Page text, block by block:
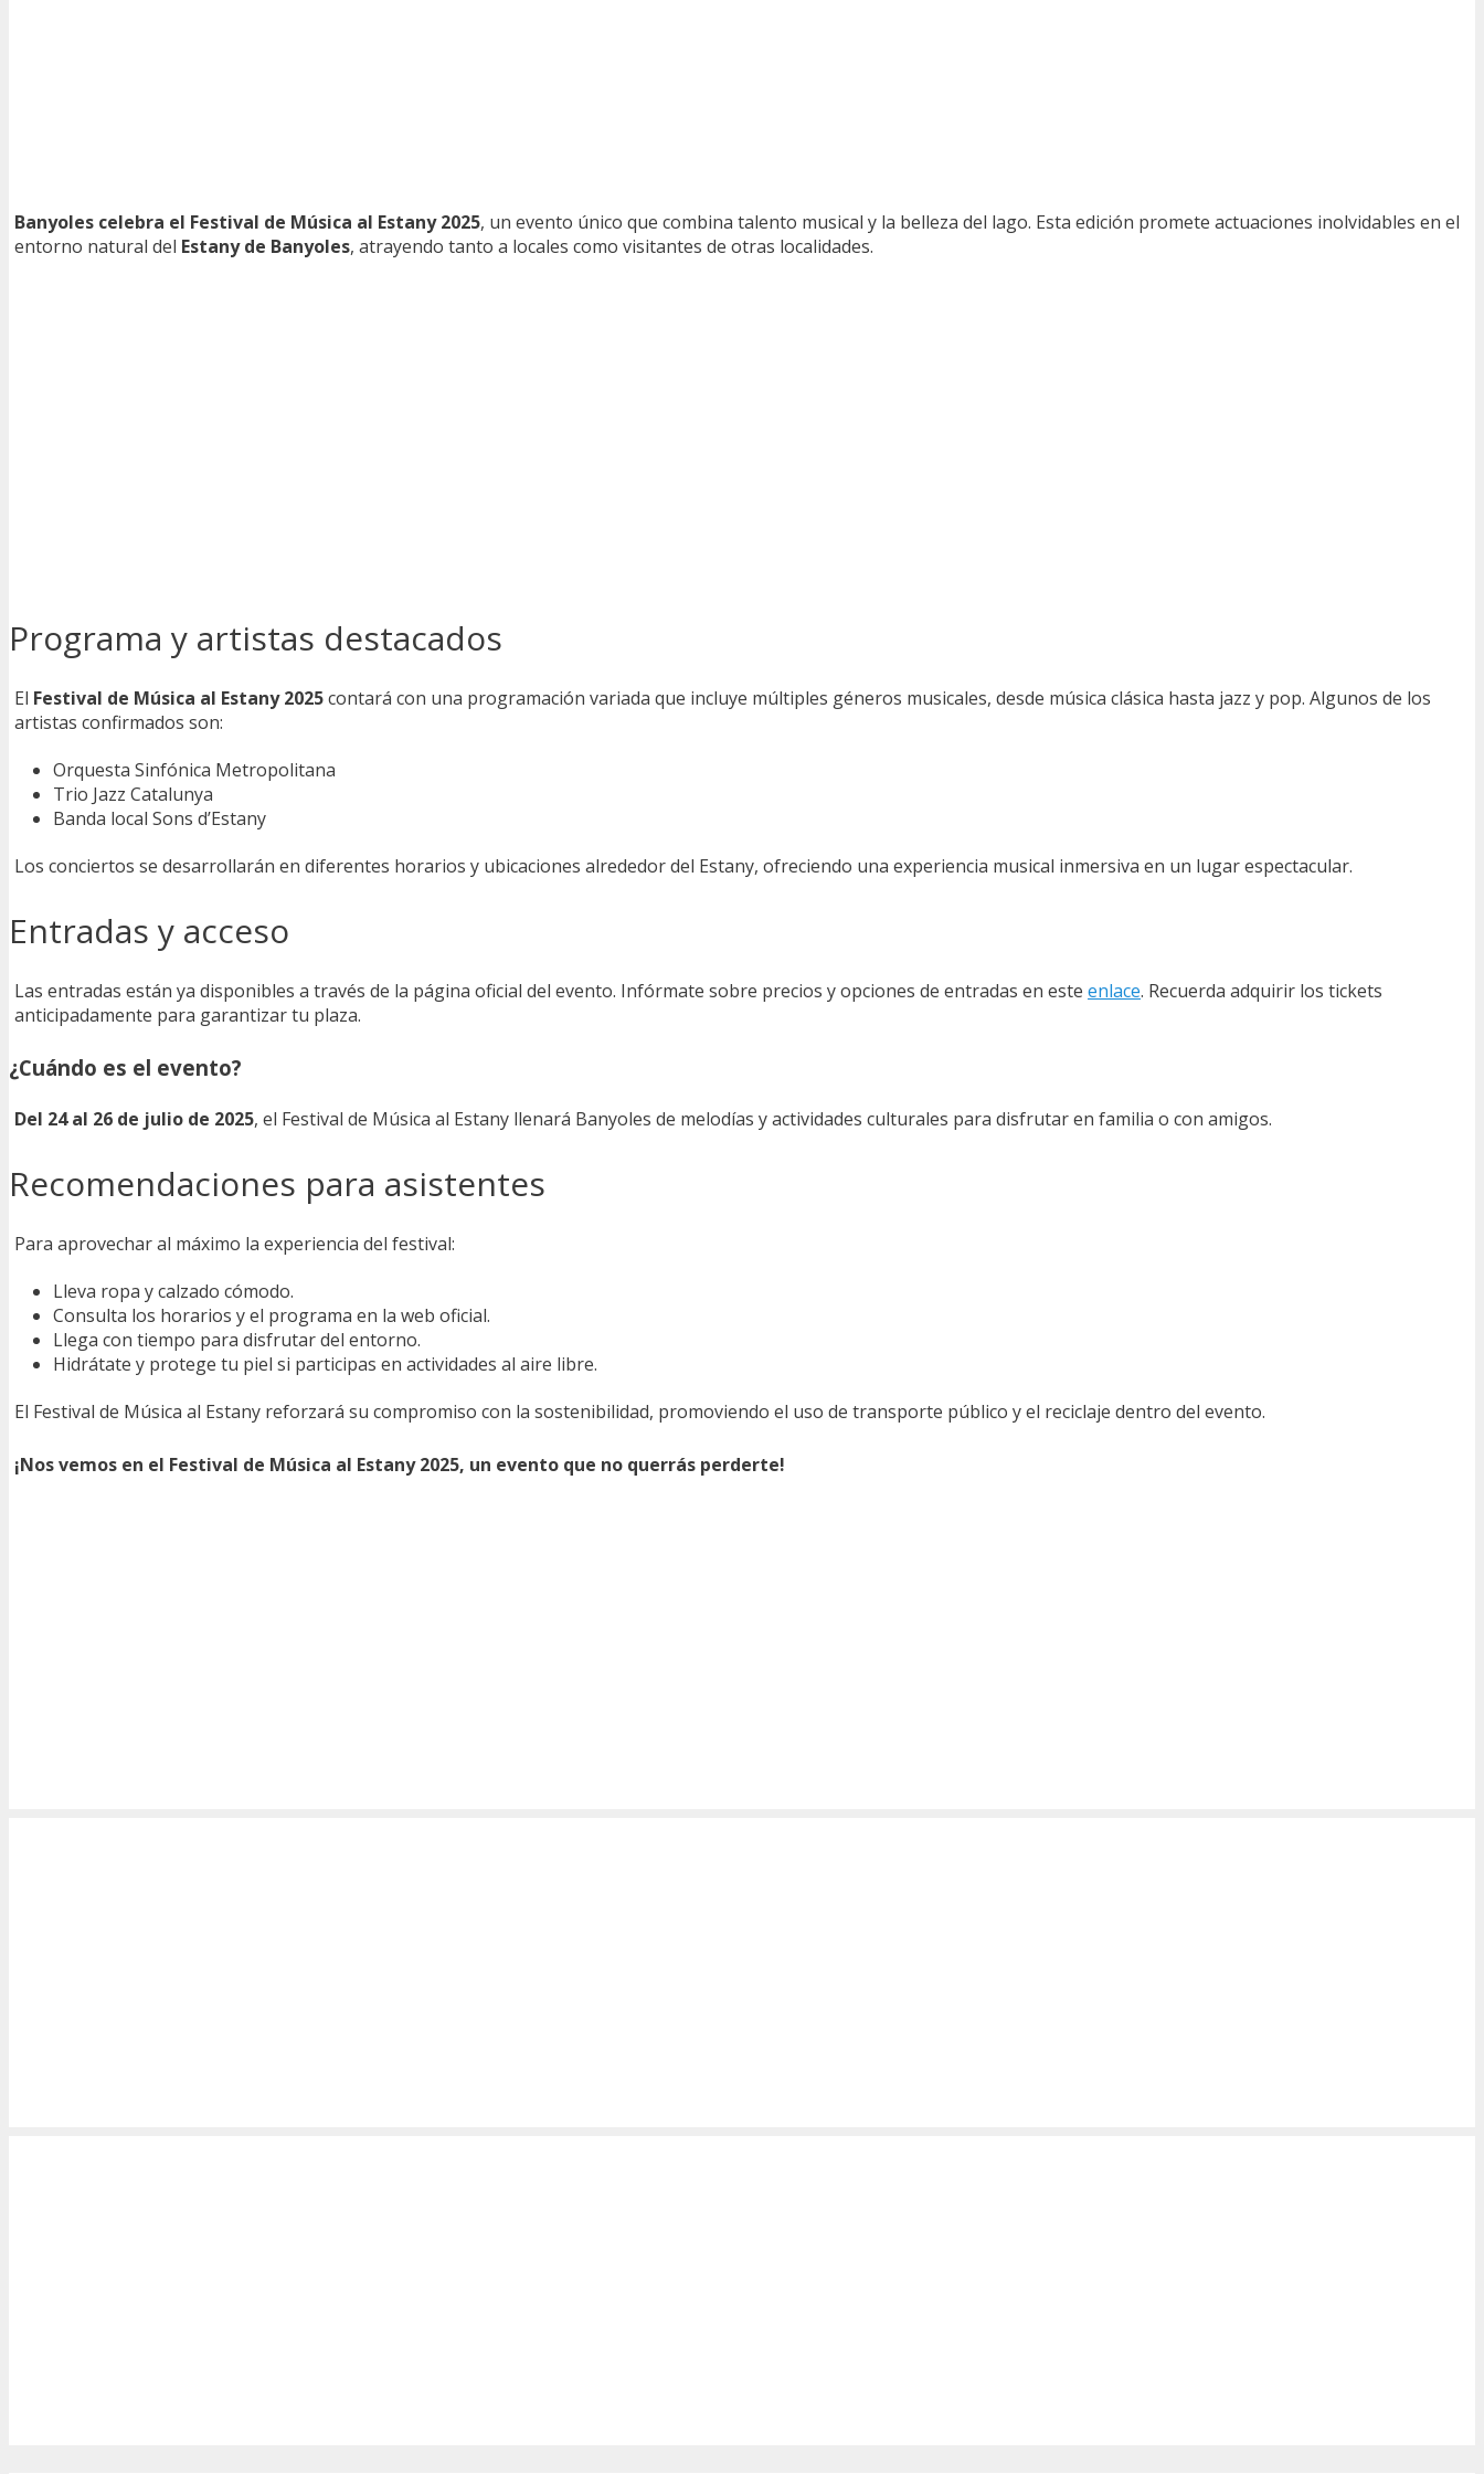
Banyoles celebra el Festival de Música al Estany 2025, un evento único que combina talento musical y la belleza del lago. Esta edición promete actuaciones inolvidables en el
entorno natural del Estany de Banyoles, atrayendo tanto a locales como visitantes de otras localidades.
Programa y artistas destacados
El Festival de Música al Estany 2025contará con una programación variada que incluye múltiples géneros musicales, desde música clásica hasta jazz y pop. Algunos de los
artistas confirmados son:
Orquesta Sinfónica Metropolitana
Trio Jazz Catalunya
Banda local Sons d’Estany
Los conciertos se desarrollarán en diferentes horarios y ubicaciones alrededor del Estany, ofreciendo una experiencia musical inmersiva en un lugar espectacular.
Entradas y acceso
Las entradas están ya disponibles a través de la página oficial del evento. Infórmate sobre precios y opciones de entradas en este enlace. Recuerda adquirir los tickets
anticipadamente para garantizar tu plaza.
¿Cuándo es el evento?
Del 24 al 26 de julio de 2025, el Festival de Música al Estany llenará Banyoles de melodías y actividades culturales para disfrutar en familia o con amigos.
Recomendaciones para asistentes
Para aprovechar al máximo la experiencia del festival:
Lleva ropa y calzado cómodo.
Consulta los horarios y el programa en la web oficial.
Llega con tiempo para disfrutar del entorno.
Hidrátate y protege tu piel si participas en actividades al aire libre.
El Festival de Música al Estany reforzará su compromiso con la sostenibilidad, promoviendo el uso de transporte público y el reciclaje dentro del evento.
¡Nos vemos en el Festival de Música al Estany 2025, un evento que no querrás perderte!